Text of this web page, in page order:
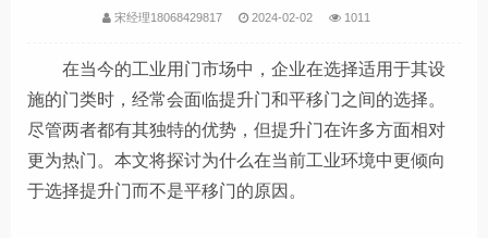
宋经理18068429817 2024-02-02 1011
在当今的工业用门市场中，企业在选择适用于其设
施的门类时，经常会面临提升门和平移门之间的选择。
尽管两者都有其独特的优势，但提升门在许多方面相对
更为热门。本文将探讨为什么在当前工业环境中更倾向
于选择提升门而不是平移门的原因。